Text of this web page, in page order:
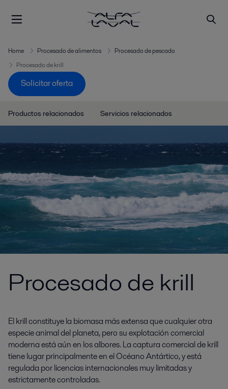
Home Procesado de alimentos
Procesado de pescado
Procesado de krill
Solicitar oferta
Productos relacionados Servicios relacionados
Procesado de krill
El krill constituye la biomasa más extensa que cualquier otra
especie animal del planeta, pero su explotación comercial
moderna está aún en los albores. La captura comercial de krill
tiene lugar principalmente en el Océano Antártico, y está
regulada por licencias internacionales muy limitadas y
estrictamente controladas.